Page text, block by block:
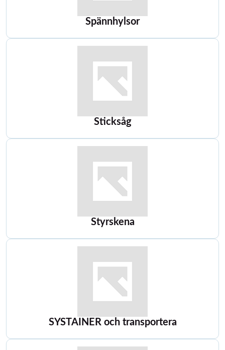
Spännhylsor
Sticksåg
Styrskena
SYSTAINER och transportera